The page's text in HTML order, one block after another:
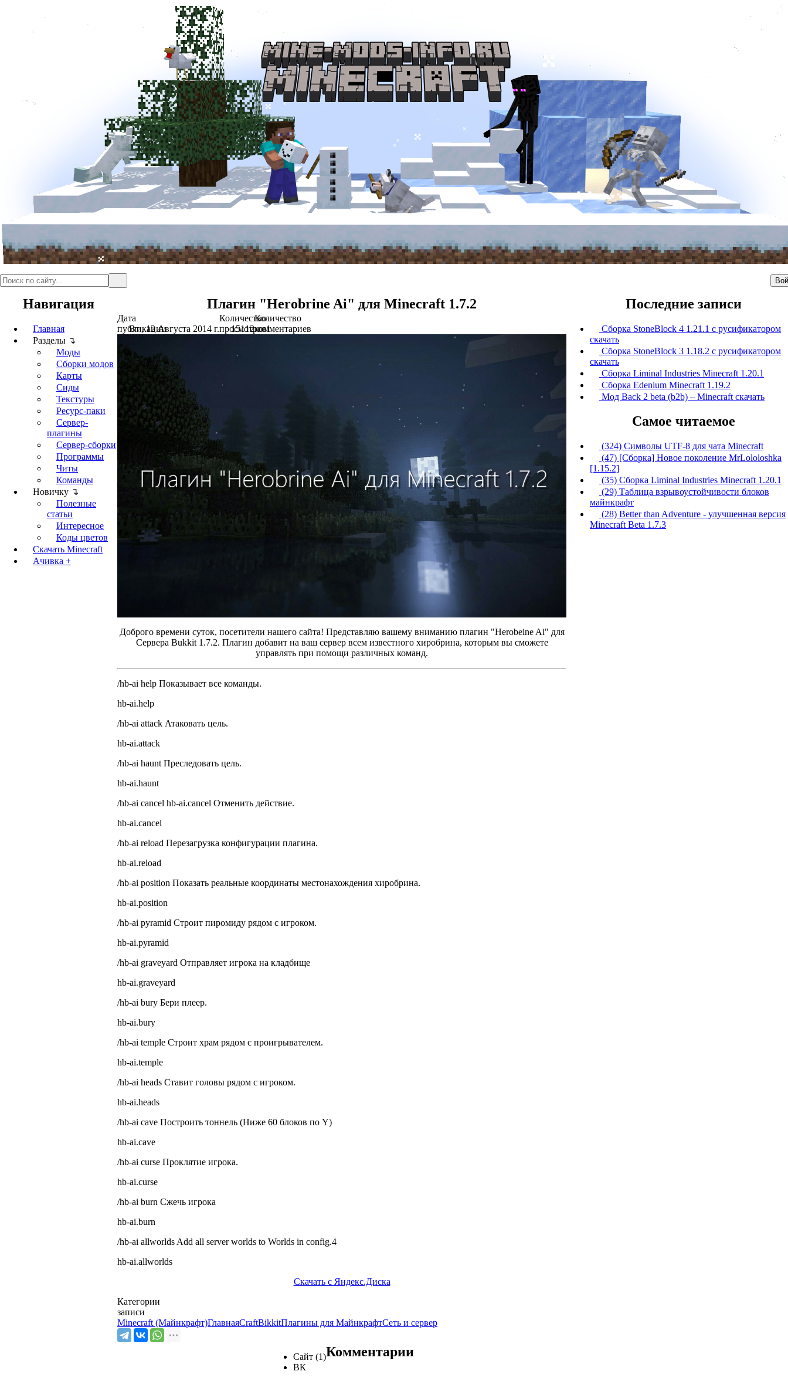
Навигация
Главная
Разделы ↴
Моды
Сборки модов
Карты
Сиды
Текстуры
Ресурс-паки
Сервер-
плагины
Сервер-сборки
Программы
Читы
Команды
Новичку ↴
Полезные
статьи
Интересное
Коды цветов
Скачать Minecraft
Ачивка +
Плагин "Herobrine Ai" для Minecraft 1.7.2
Дата
публикации
Вт., 12 Августа 2014 г.
Количество
просмотров
15112
Количество
комментариев
1
Доброго времени суток, посетители нашего сайта! Представляю вашему вниманию плагин "Herobeine Ai" для
Сервера Bukkit 1.7.2. Плагин добавит на ваш сервер всем известного хиробрина, которым вы сможете
управлять при помощи различных команд.
/hb-ai help Показывает все команды.
hb-ai.help
/hb-ai attack Атаковать цель.
hb-ai.attack
/hb-ai haunt Преследовать цель.
hb-ai.haunt
/hb-ai cancel hb-ai.cancel Отменить действие.
hb-ai.cancel
/hb-ai reload Перезагрузка конфигурации плагина.
hb-ai.reload
/hb-ai position Показать реальные координаты местонахождения хиробрина.
hb-ai.position
/hb-ai pyramid Строит пиромиду рядом с игроком.
hb-ai.pyramid
/hb-ai graveyard Отправляет игрока на кладбище
hb-ai.graveyard
/hb-ai bury Бери плеер.
hb-ai.bury
/hb-ai temple Строит храм рядом с проигрывателем.
hb-ai.temple
/hb-ai heads Ставит головы рядом с игроком.
hb-ai.heads
/hb-ai cave Построить тоннель (Ниже 60 блоков по Y)
hb-ai.cave
/hb-ai curse Проклятие игрока.
hb-ai.curse
/hb-ai burn Сжечь игрока
hb-ai.burn
/hb-ai allworlds Add all server worlds to Worlds in config.4
hb-ai.allworlds
Скачать с Яндекс.Диска
Категории
записи
Minecraft (Майнкрафт)ГлавнаяCraftBikkitПлагины для МайнкрафтСеть и сервер
Сайт (1)
ВК
Комментарии
Последние записи
Сборка StoneBlock 4 1.21.1 с русификатором
скачать
Сборка StoneBlock 3 1.18.2 с русификатором
скачать
Сборка Liminal Industries Minecraft 1.20.1
Сборка Edenium Minecraft 1.19.2
Мод Back 2 beta (b2b) – Minecraft скачать
Самое читаемое
(324) Символы UTF-8 для чата Minecraft
(47) [Сборка] Новое поколение MrLololoshka
[1.15.2]
(35) Сборка Liminal Industries Minecraft 1.20.1
(29) Таблица взрывоустойчивости блоков
майнкрафт
(28) Better than Adventure - улучшенная версия
Minecraft Beta 1.7.3